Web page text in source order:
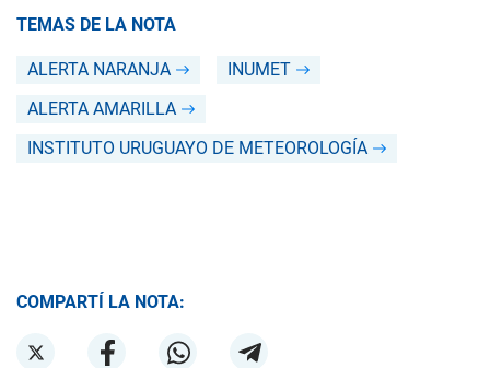
TEMAS DE LA NOTA
ALERTA NARANJA
INUMET
ALERTA AMARILLA
INSTITUTO URUGUAYO DE METEOROLOGÍA
COMPARTÍ LA NOTA: